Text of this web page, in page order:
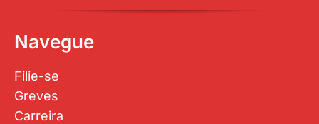
Navegue
Filie-se
Greves
Carreira